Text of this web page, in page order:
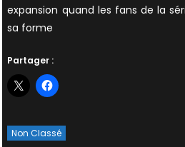
expansion quand les fans de la
sa forme
Partager :
Non Classé